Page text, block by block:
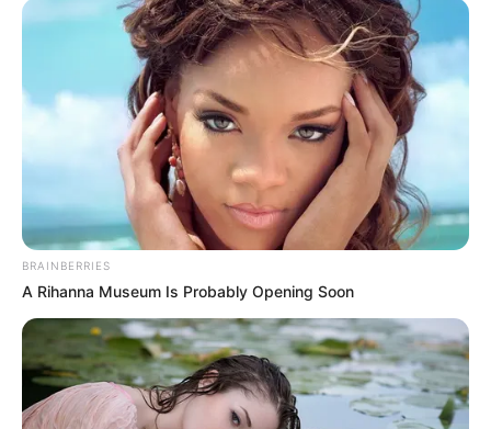
BRAINBERRIES
A Rihanna Museum Is Probably Opening Soon